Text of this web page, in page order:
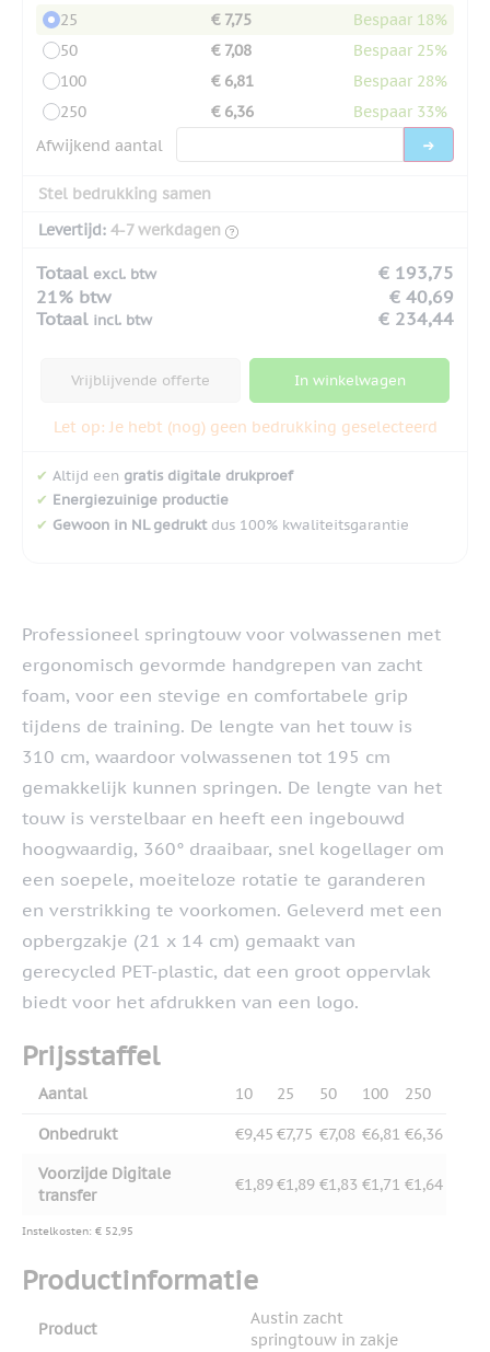
25
€ 7,75
Bespaar 18%
50
€ 7,08
Bespaar 25%
100
€ 6,81
Bespaar 28%
250
€ 6,36
Bespaar 33%
Afwijkend aantal
Stel bedrukking samen
Levertijd: 4-7 werkdagen
Totaal excl. btw
€ 193,75
21% btw
€ 40,69
Totaal incl. btw € 234,44
Vrijblijvende offerte In winkelwagen
Let op: Je hebt (nog) geen bedrukking geselecteerd
✔ Altijd een gratis digitale drukproef
✔ Energiezuinige productie
✔ Gewoon in NL gedruktdus 100% kwaliteitsgarantie
Professioneel springtouw voor volwassenen met
ergonomisch gevormde handgrepen van zacht
foam, voor een stevige en comfortabele grip
tijdens de training. De lengte van het touw is
310 cm, waardoor volwassenen tot 195 cm
gemakkelijk kunnen springen. De lengte van het
touw is verstelbaar en heeft een ingebouwd
hoogwaardig, 360° draaibaar, snel kogellager om
een soepele, moeiteloze rotatie te garanderen
en verstrikking te voorkomen. Geleverd met een
opbergzakje (21 x 14 cm) gemaakt van
gerecycled PET-plastic, dat een groot oppervlak
biedt voor het afdrukken van een logo.
Prijsstaffel
Aantal 10 25 50 100 250
Onbedrukt €9,45 €7,75 €7,08 €6,81 €6,36
Voorzijde Digitale
transfer
€1,89€1,89 €1,83 €1,71 €1,64
Instelkosten: € 52,95
Productinformatie
Product
Austin zacht
springtouw in zakje